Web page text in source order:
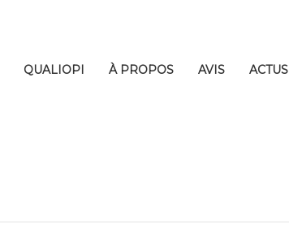
QUALIOPI À PROPOS AVIS ACTUS